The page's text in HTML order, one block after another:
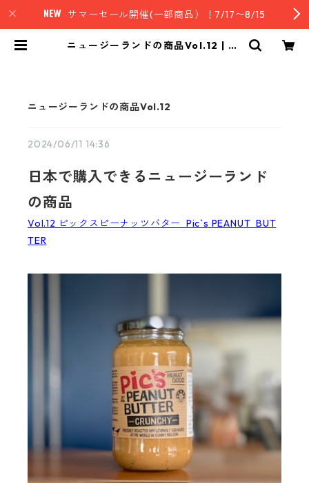
サマーセール開催(一部商品）！7/17〜8/15
ニュージーランドの商品Vol.12 | nz
ニュージーランドの商品Vol.12
2024/06/11 14:36
日本で購入できるニュージーランド
の商品
Vol.12 ピックスピーナッツバター Pic`s PEANUT BUT
TER